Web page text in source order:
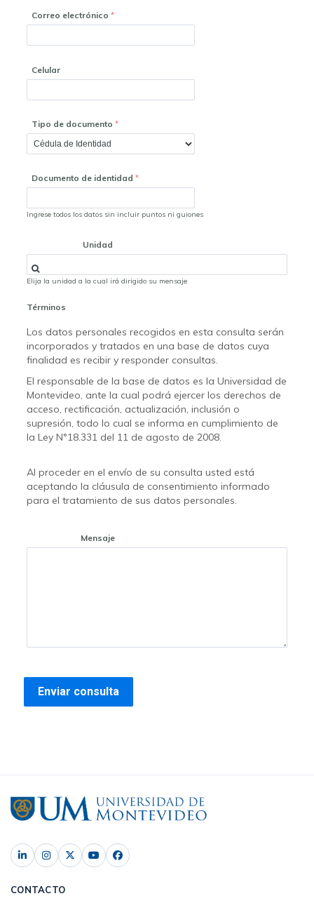
Correo electrónico
Celular
Tipo de documento
Documento de identidad
Ingrese todos los datos sin incluir puntos ni guiones
Unidad
Elija la unidad a la cual irá dirigido su mensaje
Términos
Los datos personales recogidos en esta consulta serán
incorporados y tratados en una base de datos cuya
finalidad es recibir y responder consultas.
El responsable de la base de datos es la Universidad de
Montevideo, ante la cual podrá ejercer los derechos de
acceso, rectificación, actualización, inclusión o
supresión, todo lo cual se informa en cumplimiento de
la Ley N°18.331 del 11 de agosto de 2008.
Al proceder en el envío de su consulta usted está
aceptando la cláusula de consentimiento informado
para el tratamiento de sus datos personales.
Mensaje
CONTACTO